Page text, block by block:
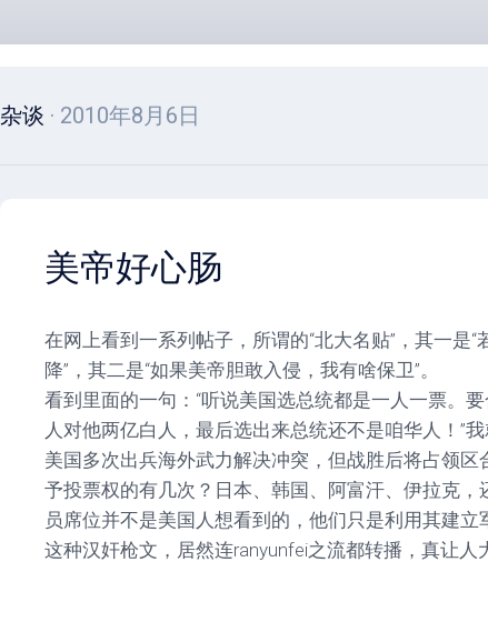
杂谈 · 2010年8月6日
美帝好心肠
在网上看到一系列帖子，所谓的“北大名贴”，其一是
降”，其二是“如果美帝胆敢入侵，我有啥保卫”。
看到里面的一句：“听说美国选总统都是一人一票。
人对他两亿白人，最后选出来总统还不是咱华人！”
美国多次出兵海外武力解决冲突，但战胜后将占领区
予投票权的有几次？日本、韩国、阿富汗、伊拉克，
员席位并不是美国人想看到的，他们只是利用其建立
这种汉奸枪文，居然连ranyunfei之流都转播，真让人